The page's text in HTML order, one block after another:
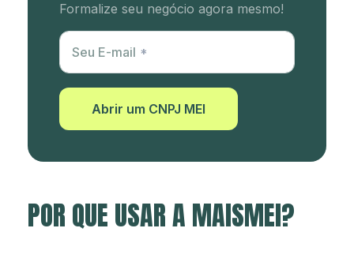
Formalize seu negócio agora mesmo!
Utm Content
Seu E-mail
Abrir um CNPJ MEI
POR QUE USAR A MAISMEI?